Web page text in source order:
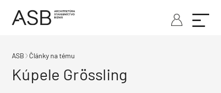
ASB Články na tému
Kúpele Grössling